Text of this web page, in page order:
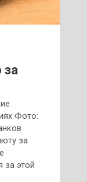
за
Фото:
за
за этой